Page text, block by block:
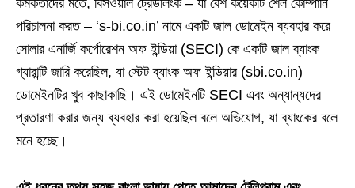
কর্মকর্তাদের মতে, বিসওয়াল ট্রেডলিংক – যা বেশ কয়েকটি শেল কোম্পানি
পরিচালনা করত – ‘s-bi.co.in’ নামে একটি জাল ডোমেইন ব্যবহার করে
সোলার এনার্জি কর্পোরেশন অফ ইন্ডিয়া (SECI) কে একটি জাল ব্যাংক
গ্যারান্টি জারি করেছিল, যা স্টেট ব্যাংক অফ ইন্ডিয়ার (sbi.co.in)
ডোমেইনটির খুব কাছাকাছি। এই ডোমেইনটি SECI এবং অন্যান্যদের
প্রতারণা করার জন্য ব্যবহার করা হয়েছিল বলে অভিযোগ, যা ব্যাংকের বলে
মনে হচ্ছে।